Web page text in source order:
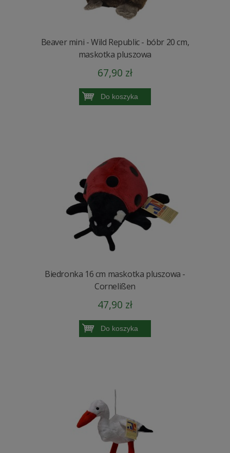
Beaver mini - Wild Republic - bóbr 20 cm,
maskotka pluszowa
67,90 zł
Do koszyka
Biedronka 16 cm maskotka pluszowa -
Cornelißen
47,90 zł
Do koszyka